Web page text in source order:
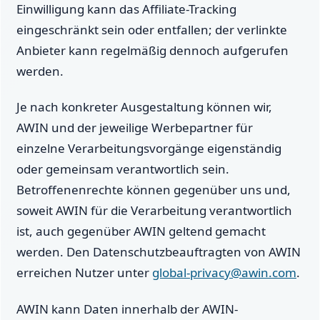
Einwilligung kann das Affiliate-Tracking
eingeschränkt sein oder entfallen; der verlinkte
Anbieter kann regelmäßig dennoch aufgerufen
werden.
Je nach konkreter Ausgestaltung können wir,
AWIN und der jeweilige Werbepartner für
einzelne Verarbeitungsvorgänge eigenständig
oder gemeinsam verantwortlich sein.
Betroffenenrechte können gegenüber uns und,
soweit AWIN für die Verarbeitung verantwortlich
ist, auch gegenüber AWIN geltend gemacht
werden. Den Datenschutzbeauftragten von AWIN
erreichen Nutzer unter global-privacy@awin.com.
AWIN kann Daten innerhalb der AWIN-